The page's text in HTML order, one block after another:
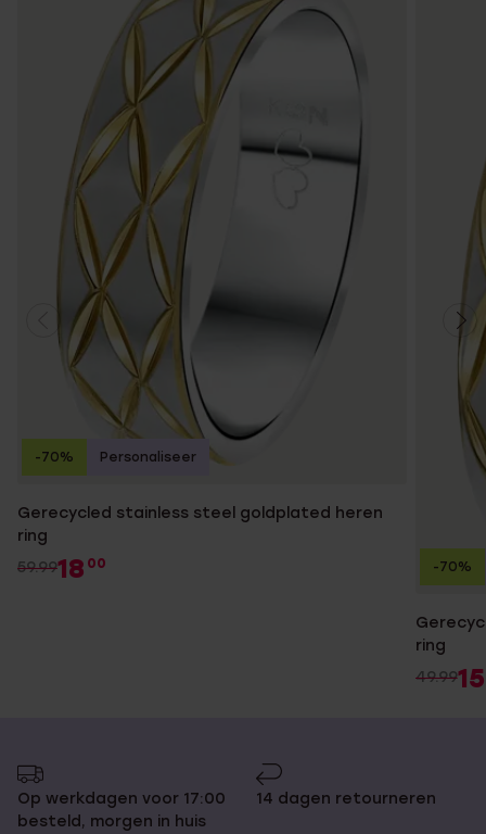
Gerecycled stainless steel goldplated heren
ring
59.9918 00
-70% Personaliseer
ring
49.9915
-70%
Op werkdagen voor 17:00
besteld, morgen in huis
14 dagen retourneren